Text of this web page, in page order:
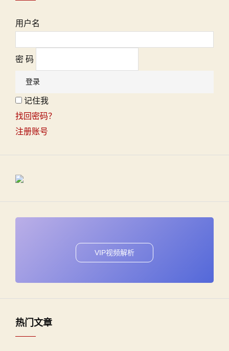
用户名
密 码
记住我
找回密码？
注册账号
VIP视频解析
热门文章